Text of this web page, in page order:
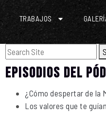
TRABAJOS
EPISODIOS DEL
¿Cómo despertar de la
Los valores que te guían